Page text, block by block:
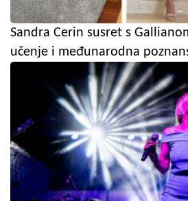
Sandra Cerin susret s
učenje i međunarodna